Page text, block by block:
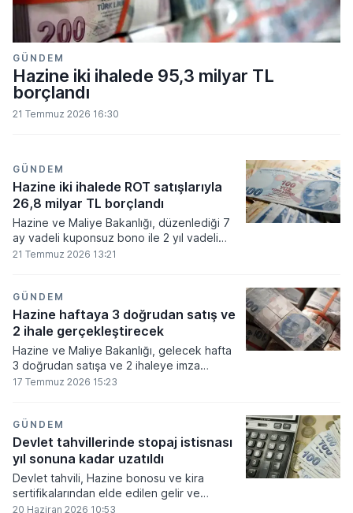
GÜNDEM
Hazine iki ihalede 95,3 milyar TL
borçlandı
21 Temmuz 2026 16:30
GÜNDEM
Hazine iki ihalede ROT satışlarıyla
26,8 milyar TL borçlandı
Hazine ve Maliye Bakanlığı, düzenlediği 7
ay vadeli kuponsuz bono ile 2 yıl vadeli
sabit kuponlu tahvil ihalelerinde piyasa
26,8 milyar TL satış gerçekleştirdi.
21 Temmuz 2026 13:21
GÜNDEM
Hazine haftaya 3 doğrudan satış ve
2 ihale gerçekleştirecek
Hazine ve Maliye Bakanlığı, gelecek hafta
3 doğrudan satışa ve 2 ihaleye imza
atacak.
17 Temmuz 2026 15:23
GÜNDEM
Devlet tahvillerinde stopaj istisnası
yıl sonuna kadar uzatıldı
Devlet tahvili, Hazine bonosu ve kira
sertifikalarından elde edilen gelir ve
kazançlara uygulanan tevkifat oranlarına
20 Haziran 2026 10:53